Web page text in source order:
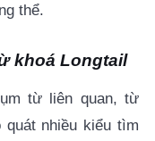
thể.
khoá Longtail
từ liên quan, từ
quát nhiều kiểu tìm